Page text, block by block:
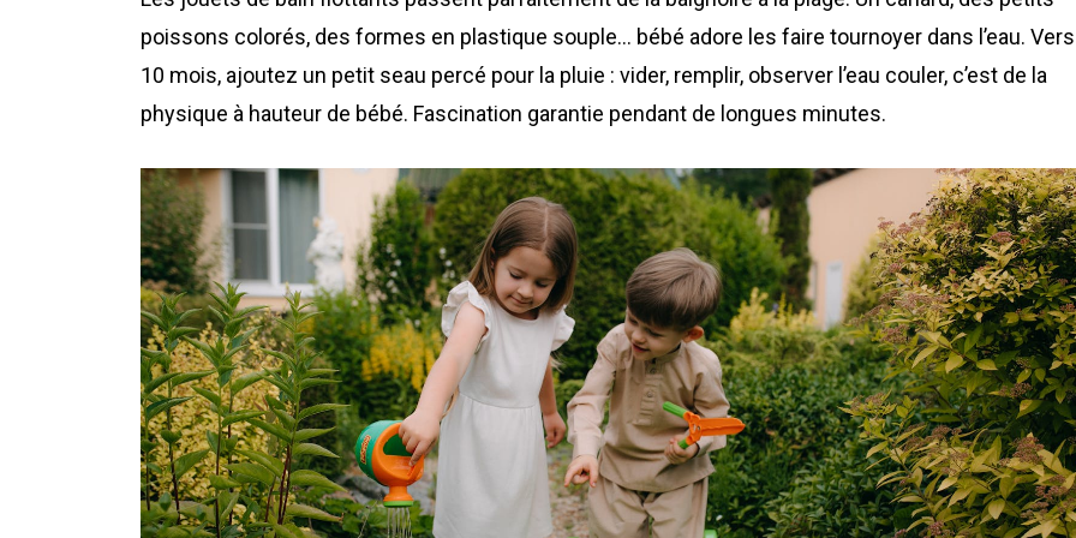
poissons colorés, des formes en plastique souple… bébé adore les faire tournoyer dans l’eau.
10 mois, ajoutez un petit seau percé pour la pluie : vider, remplir, observer l’eau couler, c’est de la
physique à hauteur de bébé. Fascination garantie pendant de longues minutes.